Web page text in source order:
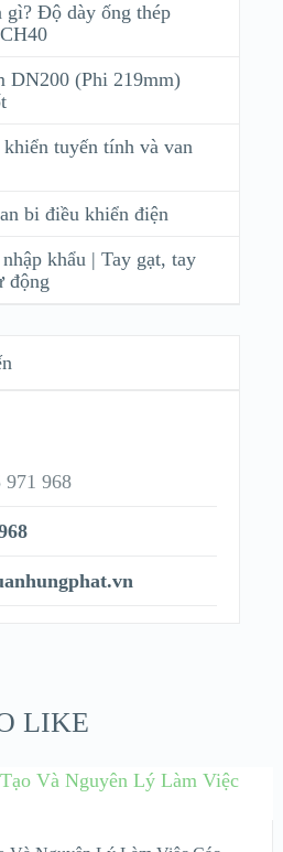
gì? Độ dày ống thép
DN200 (Phi 219mm)
tuyến tính và van
bi điều khiển điện
khẩu | Tay gạt, tay
động
971 968
LIKE